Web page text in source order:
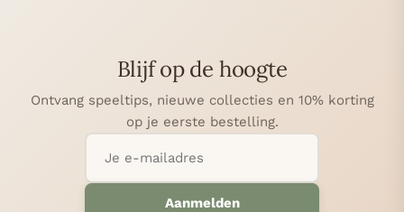
Blijf op de hoogte
Ontvang speeltips, nieuwe collecties en 10% korting
op je eerste bestelling.
Aanmelden